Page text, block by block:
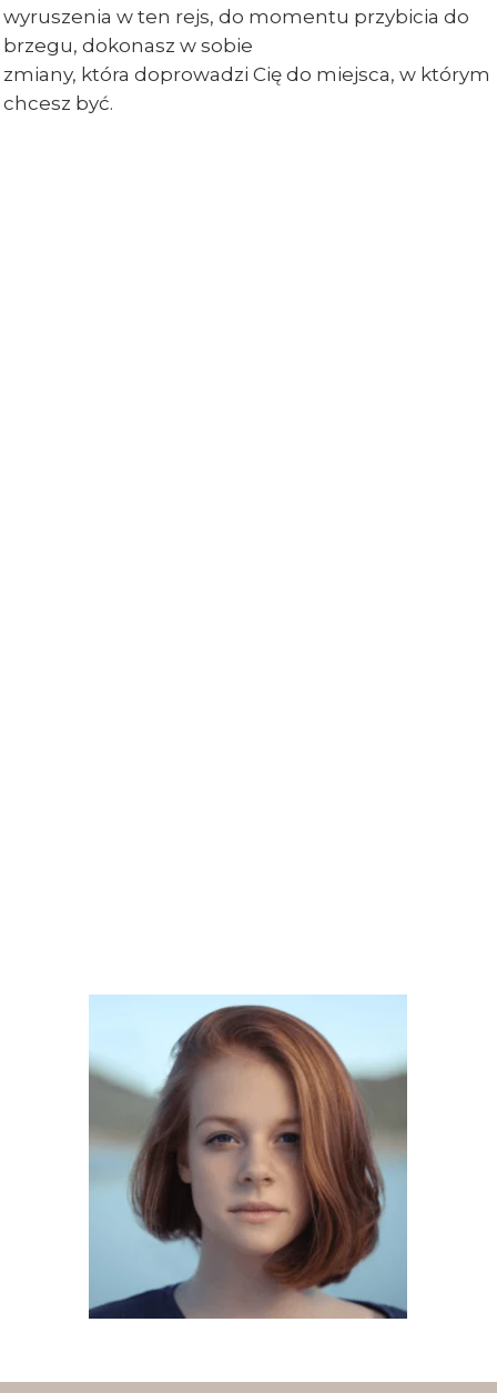
wyruszenia w ten rejs, do momentu przybicia do
brzegu, dokonasz w sobie
zmiany, która doprowadzi Cię do miejsca, w którym
chcesz być.